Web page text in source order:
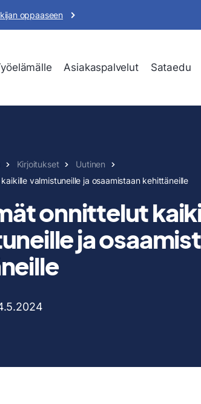
oppaaseen
Asiakaspalvelut Sataedu
Kirjoitukset
Uutinen
valmistuneille ja osaamistaan kehittäneille
onnittelut
ja